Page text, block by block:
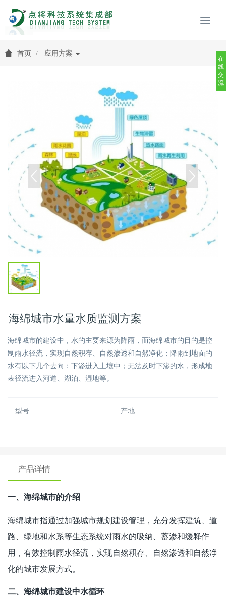
首页 应用方案
海绵城市水量水质监测方案
海绵城市的建设中，水的主要来源为降雨，而海绵城市的目的是控
制雨水径流，实现自然积存、自然渗透和自然净化；降雨到地面的
水有以下几个去向：下渗进入土壤中；无法及时下渗的水，形成地
表径流进入河道、湖泊、湿地等。
型号 : 产地 :
产品详情
一、海绵城市的介绍
海绵城市指通过加强城市规划建设管理，充分发挥建筑、道
路、绿地和水系等生态系统对雨水的吸纳、蓄渗和缓释作
用，有效控制雨水径流，实现自然积存、自然渗透和自然净
化的城市发展方式。
二、海绵城市建设中水循环
在
线
交
流